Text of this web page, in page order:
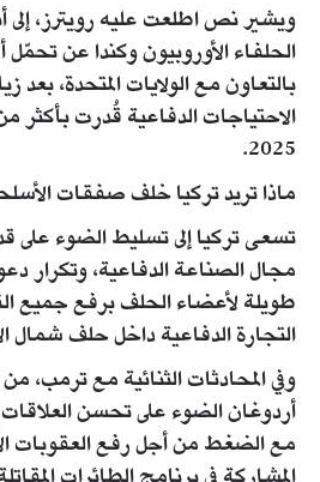
ويشير نص اطلعت عليه رويترز، إلى
الحلفاء الأوروبيون وكندا عن تحمّل
بالتعاون مع الولايات المتحدة، بعد
2025.
ماذا تريد تركيا خلف صفقات
تسعى تركيا إلى تسليط الضوء على
مجال الصناعة الدفاعية، وتكرار
طويلة لأعضاء الحلف برفع جميع
التجارة الدفاعية داخل حلف شمال
وفي المحادثات الثنائية مع ترمب،
أردوغان الضوء على تحسن
مع الضغط من أجل رفع العقوبات